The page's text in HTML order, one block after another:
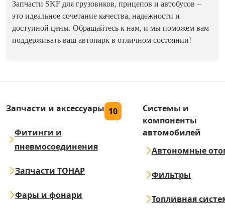
Запчасти SKF для грузовиков, прицепов и автобусов –
это идеальное сочетание качества, надежности и
доступной цены. Обращайтесь к нам, и мы поможем вам
поддерживать ваш автопарк в отличном состоянии!
Запчасти и аксессуары 10
Фитинги и
пневмосоединения
Запчасти ТОНАР
Фары и фонари
Системы и
компоненты
автомобилей
Автономные
Фильтры
Топливная